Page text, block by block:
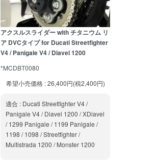
アクスルスライダー with チタニウム リ
ア DVCタイプ for Ducati Streetfighter
V4 / Panigale V4 / Diavel 1200
*MCDBT0080
希望小売価格 : 26,400円(税2,400円)
適合 : Ducati Streetfighter V4 /
Panigale V4 / Diavel 1200 / XDiavel
/ 1299 Panigale / 1199 Panigale /
1198 / 1098 / Streetfighter /
Multistrada 1200 / Monster 1200